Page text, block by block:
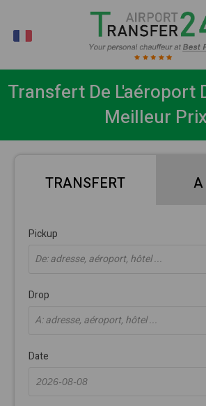
Transfert De L'aéroport
Meilleur
TRANSFERT A
Pickup
De: adresse, aéroport, hôtel ...
Drop
À: adresse, aéroport, hôtel ...
Date